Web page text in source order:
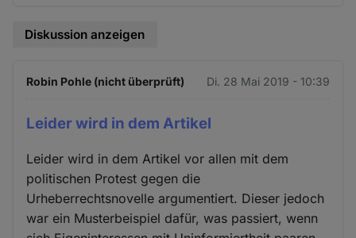
Diskussion anzeigen
Robin Pohle (nicht überprüft) Di. 28 Mai 2019 - 10:39
Leider wird in dem Artikel
Leider wird in dem Artikel vor allen mit dem
politischen Protest gegen die
Urheberrechtsnovelle argumentiert. Dieser jedoch
war ein Musterbeispiel dafür, was passiert, wenn